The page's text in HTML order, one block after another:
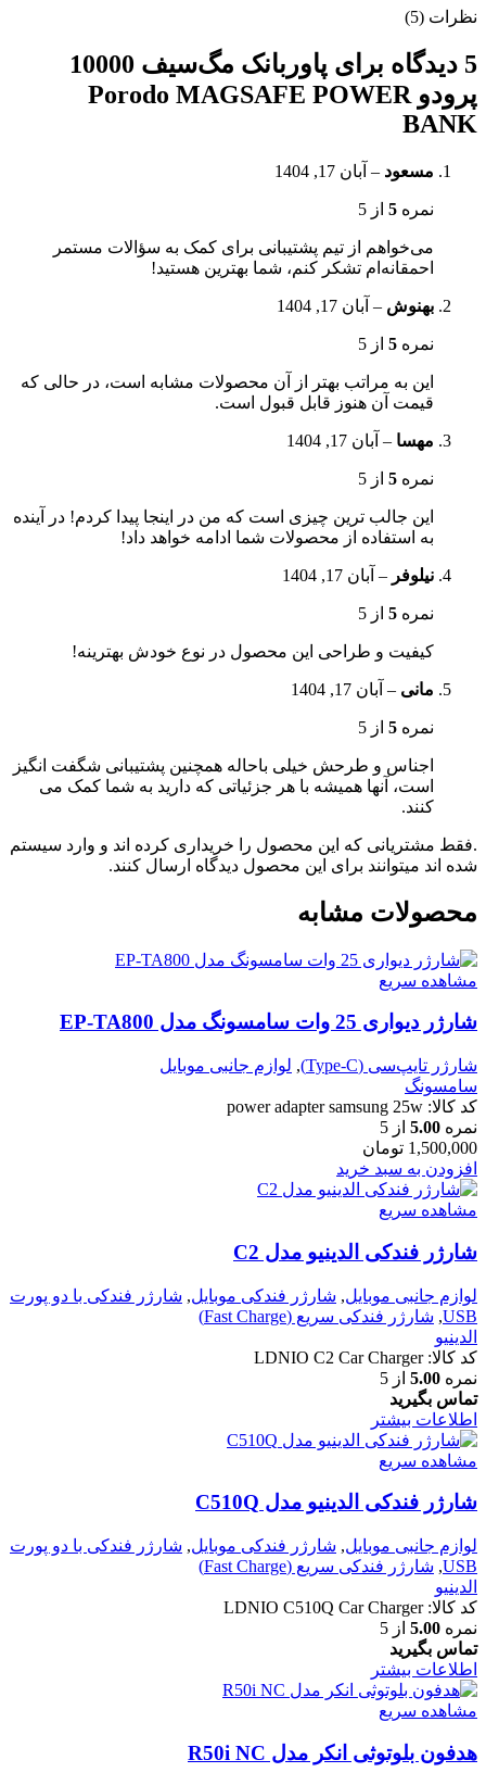
نظرات (5)
5 دیدگاه برای
پاوربانک مگ‌سیف 10000
پرودو Porodo MAGSAFE POWER
BANK
مسعود – آبان 17, 1404
نمره 5 از 5
می‌خواهم از تیم پشتیبانی برای کمک به سؤالات مستمر
احمقانه‌ام تشکر کنم، شما بهترین هستید!
بهنوش – آبان 17, 1404
نمره 5 از 5
این به مراتب بهتر از آن محصولات مشابه است، در حالی که
قیمت آن هنوز قابل قبول است.
مهسا – آبان 17, 1404
نمره 5 از 5
این جالب ترین چیزی است که من در اینجا پیدا کردم! در آینده
به استفاده از محصولات شما ادامه خواهد داد!
نیلوفر – آبان 17, 1404
نمره 5 از 5
کیفیت و طراحی این محصول در نوع خودش بهترینه!
مانی – آبان 17, 1404
نمره 5 از 5
اجناس و طرحش خیلی باحاله همچنین پشتیبانی شگفت انگیز
است، آنها همیشه با هر جزئیاتی که دارید به شما کمک می
کنند.
.فقط مشتریانی که این محصول را خریداری کرده اند و وارد سیستم
شده اند میتوانند برای این محصول دیدگاه ارسال کنند.
محصولات مشابه
مشاهده سریع
شارژر دیواری 25 وات سامسونگ مدل EP-TA800
شارژر تایپ‌سی (Type-C) , لوازم جانبی موبایل
سامسونگ
کد کالا: power adapter samsung 25w
نمره 5.00 از 5
1,500,000 تومان
افزودن به سبد خرید
مشاهده سریع
شارژر فندکی الدینیو مدل C2
لوازم جانبی موبایل, شارژر فندکی موبایل, شارژر فندکی با دو پورت
USB
, شارژر فندکی سریع (Fast Charge)
الدینیو
کد کالا:LDNIO C2 Car Charger
نمره 5.00 از 5
تماس بگیرید
اطلاعات بیشتر
مشاهده سریع
شارژر فندکی الدینیو مدل C510Q
لوازم جانبی موبایل, شارژر فندکی موبایل, شارژر فندکی با دو پورت
USB
, شارژر فندکی سریع (Fast Charge)
الدینیو
کد کالا:LDNIO C510Q Car Charger
نمره 5.00 از 5
تماس بگیرید
اطلاعات بیشتر
مشاهده سریع
هدفون بلوتوثی انکر مدل R50i NC